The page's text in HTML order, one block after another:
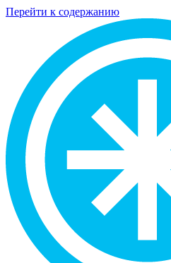
Перейти к содержанию